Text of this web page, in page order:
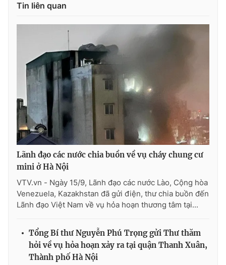
Tin liên quan
Lãnh đạo các nước chia buồn về vụ cháy chung cư
mini ở Hà Nội
VTV.vn - Ngày 15/9, Lãnh đạo các nước Lào, Cộng hòa
Venezuela, Kazakhstan đã gửi điện, thư chia buồn đến
Lãnh đạo Việt Nam về vụ hỏa hoạn thương tâm tại...
Tổng Bí thư Nguyễn Phú Trọng gửi Thư thăm
hỏi về vụ hỏa hoạn xảy ra tại quận Thanh Xuân,
Thành phố Hà Nội